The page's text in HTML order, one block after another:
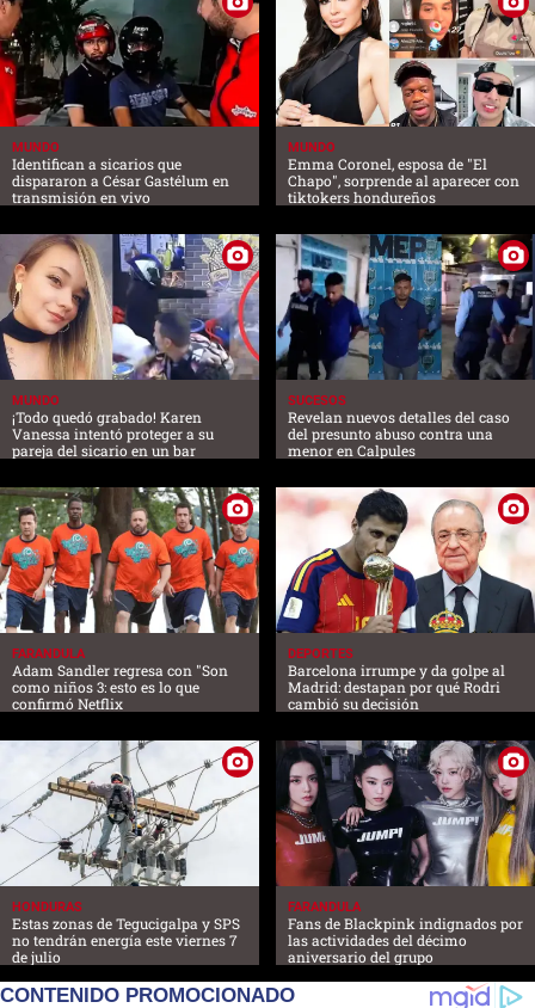
MUNDO
Identifican a sicarios que
dispararon a César Gastélum en
transmisión en vivo
MUNDO
Emma Coronel, esposa de "El
Chapo", sorprende al aparecer con
tiktokers hondureños
MUNDO
¡Todo quedó grabado! Karen
Vanessa intentó proteger a su
pareja del sicario en un bar
SUCESOS
Revelan nuevos detalles del caso
del presunto abuso contra una
menor en Calpules
FARANDULA
Adam Sandler regresa con "Son
como niños 3: esto es lo que
confirmó Netflix
DEPORTES
Barcelona irrumpe y da golpe al
Madrid: destapan por qué Rodri
cambió su decisión
HONDURAS
Estas zonas de Tegucigalpa y SPS
no tendrán energía este viernes 7
de julio
FARANDULA
Fans de Blackpink indignados por
las actividades del décimo
aniversario del grupo
CONTENIDO PROMOCIONADO